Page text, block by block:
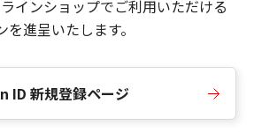
インショップでご利用いただける
進呈いたします。
ID 新規登録ページ